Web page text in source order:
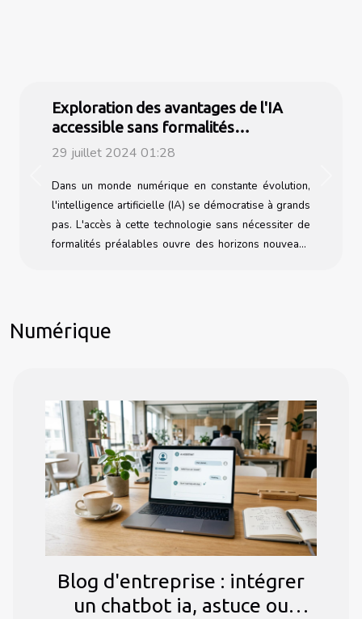
Exploration des avantages de l'IA
accessible sans formalités
d'inscription
29 juillet 2024 01:28
Dans un monde numérique en constante évolution,
l'intelligence artificielle (IA) se démocratise à grands
pas. L'accès à cette technologie sans nécessiter de
formalités préalables ouvre des horizons nouveaux
technologie, et quels bénéfices nous pouvons tirer
de ces outils avancés dans divers secteurs d'activité.
d'inscription fait référence à des...
Previous
Numérique
Blog d'entreprise : intégrer
un chatbot ia, astuce ou